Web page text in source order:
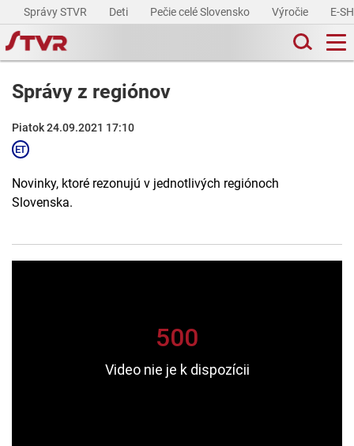
Správy STVR Deti Pečie celé Slovensko Výročie E-
Správy z regiónov
Piatok 24.09.2021 17:10
Novinky, ktoré rezonujú v jednotlivých regiónoch
Slovenska.